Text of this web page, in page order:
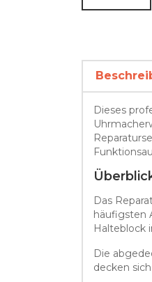
Dieses
Das
häufigsten
Halteblock
Die
decken